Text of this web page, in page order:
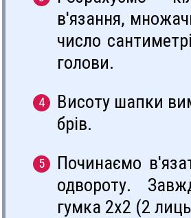
в'язання,
число
голови.
Висоту шапки
брів.
Починаємо
одвороту.
гумка 2х2 (2